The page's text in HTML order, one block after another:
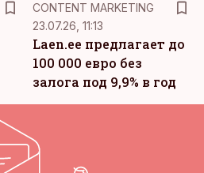
CONTENT MARKETING
23.07.26, 11:13
Laen.ee предлагает до
100 000 евро без
залога под 9,9% в год